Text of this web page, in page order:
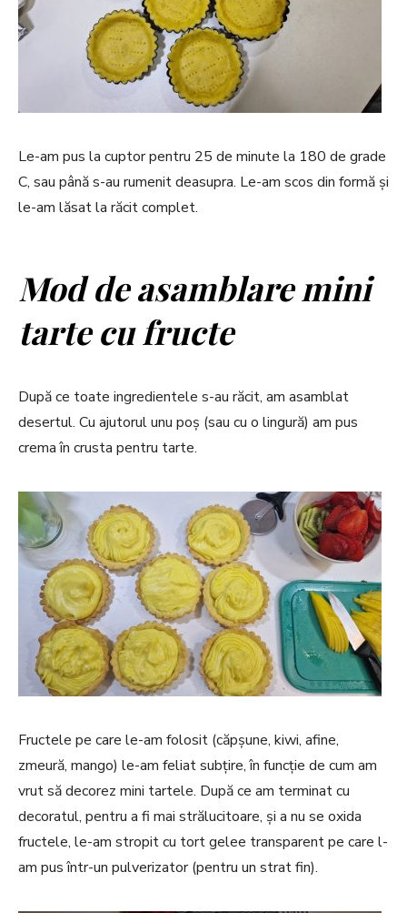
Le-am pus la cuptor pentru 25 de minute la 180 de grade
C, sau până s-au rumenit deasupra. Le-am scos din formă și
le-am lăsat la răcit complet.
Mod de asamblare mini
tarte cu fructe
După ce toate ingredientele s-au răcit, am asamblat
desertul. Cu ajutorul unu poș (sau cu o lingură) am pus
crema în crusta pentru tarte.
Fructele pe care le-am folosit (căpșune, kiwi, afine,
zmeură, mango) le-am feliat subțire, în funcție de cum am
vrut să decorez mini tartele. După ce am terminat cu
decoratul, pentru a fi mai strălucitoare, și a nu se oxida
fructele, le-am stropit cu tort gelee transparent pe care l-
am pus într-un pulverizator (pentru un strat fin).